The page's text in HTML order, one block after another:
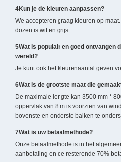
4Kun je de kleuren aanpassen?
We accepteren graag kleuren op
dozen is wit en grijs.
5Wat is populair en goed ontvangen
wereld?
Je kunt ook het kleurenaantal geven
6Wat is de grootste maat die
De maximale lengte kan 3500 mm *
oppervlak van 8 m is voorzien van
bovenste en onderste balken te
7Wat is uw betaalmethode?
Onze betaalmethode is in het
aanbetaling en de resterende 70%